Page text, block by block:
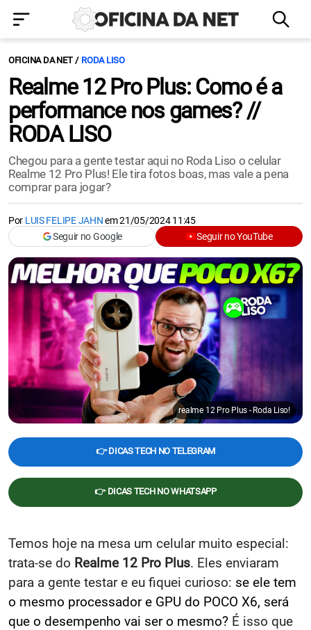
OFICINA DA NET RODA LISO
Realme 12 Pro Plus: Como é a
performance nos games? //
RODA LISO
Chegou para a gente testar aqui no Roda Liso o celular
Realme 12 Pro Plus! Ele tira fotos boas, mas vale a pena
comprar para jogar?
Por LUIS FELIPE JAHNem21/05/2024 11:45
Seguir no Google
Seguir no YouTube
realme 12 Pro Plus - Roda Liso!
👉 DICAS TECH NO TELEGRAM
👉 DICAS TECH NO WHATSAPP
Temos hoje na mesa um celular muito especial:
trata-se do Realme 12 Pro Plus. Eles enviaram
para a gente testar e eu fiquei curioso: se ele tem
o mesmo processador e GPU do POCO X6, será
que o desempenho vai ser o mesmo? É isso que